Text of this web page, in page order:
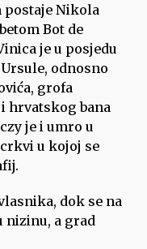
Nikola
Bot de
je u posjedu
odnosno
grofa
hrvatskog bana
je i umro u
u kojoj se
dok se na
nizinu, a grad